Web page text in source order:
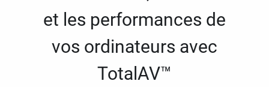
et les performances de
vos ordinateurs avec
TotalAV™